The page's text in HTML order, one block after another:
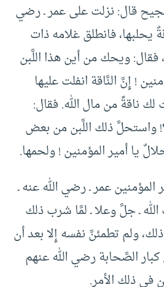
قال: نزلت على عمر ـ رضي
يحلبها، فانطلق غلامه ذات
فقال: ويحك من أين هذا اللَّبن
! إِنَّ النَّاقة انفلت عليها
لك ناقةً من مال الله. فقال:
واستحلَّ ذلك اللَّبن من بعض
يا أمير المؤمنين ! ولحمها.
عمر ـ رضي الله عنه ـ
ـ جلَّ وعلا ـ لمَّا شرب ذلك
ولم تطمئنَّ نفسه إِلا بعد أن
الصَّحابة رضي الله عنهم
في ذلك الأمر.